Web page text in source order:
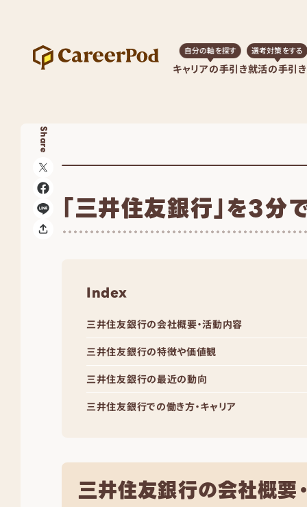
キャリアの手引き
自分の軸を探す
就活の手引き
選考対策をする
Share
「三井住友銀行」を3分
Index
三井住友銀行の会社概要・活動内容
三井住友銀行の特徴や価値観
三井住友銀行の最近の動向
三井住友銀行での働き方・キャリア
三井住友銀行の会社概要